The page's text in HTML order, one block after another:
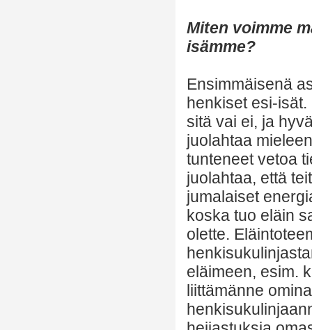
Miten voimme
isämme?
Ensimmäisenä
henkiset esi-
sitä vai ei, ja
juolahtaa
tunteneet vetoa
juolahtaa, että
jumalaiset
koska tuo eläin
olette.
eläimeen, esim.
liittämänne